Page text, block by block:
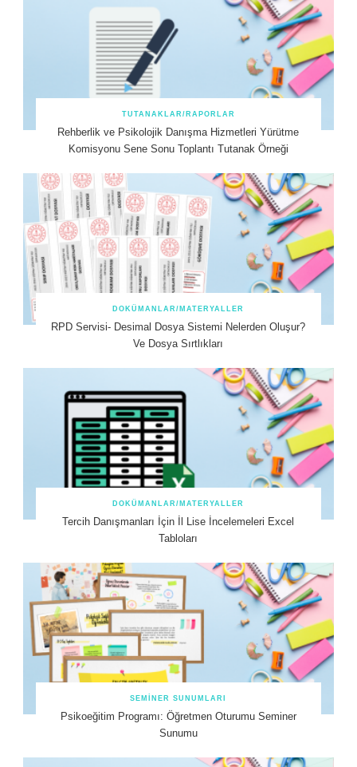
TUTANAKLAR/RAPORLAR
Rehberlik ve Psikolojik Danışma Hizmetleri Yürütme
Komisyonu Sene Sonu Toplantı Tutanak Örneği
DOKÜMANLAR/MATERYALLER
RPD Servisi- Desimal Dosya Sistemi Nelerden Oluşur?
Ve Dosya Sırtlıkları
DOKÜMANLAR/MATERYALLER
Tercih Danışmanları İçin İl Lise İncelemeleri Excel
Tabloları
SEMINER SUNUMLARI
Psikoeğitim Programı: Öğretmen Oturumu Seminer
Sunumu